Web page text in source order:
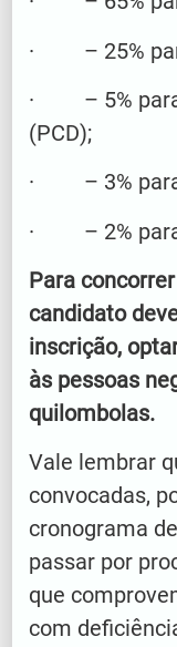
· – 25%
· – 5% para
(PCD);
· – 3% para
· – 2% para
Para
candidato
inscrição,
às pessoas
quilombolas.
Vale lembrar
convocadas,
cronograma
passar por
que
com